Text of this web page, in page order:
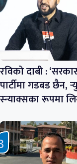
रविको दाबी :
पार्टीमा गडबड छैन,
स्न्याक्सका रूपमा